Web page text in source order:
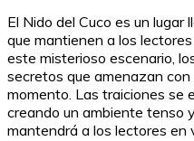
El Nido del Cuco es un
que mantienen a los
este misterioso escenario,
secretos que amenazan con
momento. Las traiciones se
creando un ambiente tenso
mantendrá a los lectores en